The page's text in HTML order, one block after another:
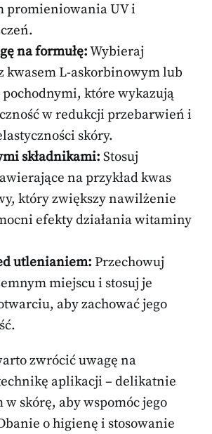
promieniowania UV i
na formułę:Wybieraj
kwasem L-askorbinowym lub
które wykazują
w redukcji przebarwień i
skóry.
składnikami: Stosuj
na przykład kwas
który zwiększy nawilżenie
efekty działania witaminy
utlenianiem: Przechowuj
miejscu i stosuj je
aby zachować jego
zwrócić uwagę na
aplikacji – delikatnie
skórę, aby wspomóc jego
o higienę i stosowanie